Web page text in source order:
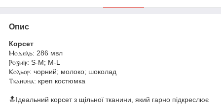
Опис
Корсет
Ⲙⲟⲇⲉⲗь: 286 мвл
Ⲣⲟⳅⲙіⲣ: S-M; M-L
Ⲕⲟⲗьⲟⲣ: чорний; молоко; шоколад
Ⲧⲕⲁⲏυⲏⲁ: креп костюмка
🔝Ідеальний корсет з щільної тканини, який гарно підкреслює